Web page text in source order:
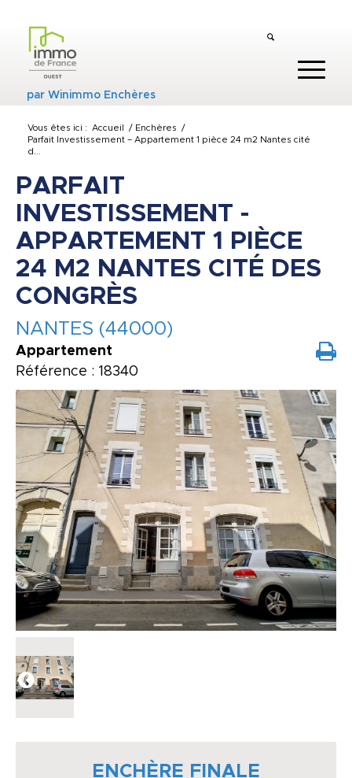
parWinimmo Enchères
Vous êtes ici : Accueil / Enchères
/
Parfait Investissement – Appartement 1 pièce 24 m2 Nantes cité
d...
PARFAIT
INVESTISSEMENT -
APPARTEMENT 1 PIÈCE
24 M2 NANTES CITÉ DES
CONGRÈS
NANTES (44000)
Appartement
Référence : 18340
ENCHÈRE FINALE